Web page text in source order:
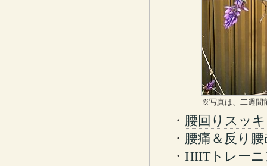
※写真は、二週間
・ 腰回りスッ
・ 腰痛＆反り
・ HIITトレー